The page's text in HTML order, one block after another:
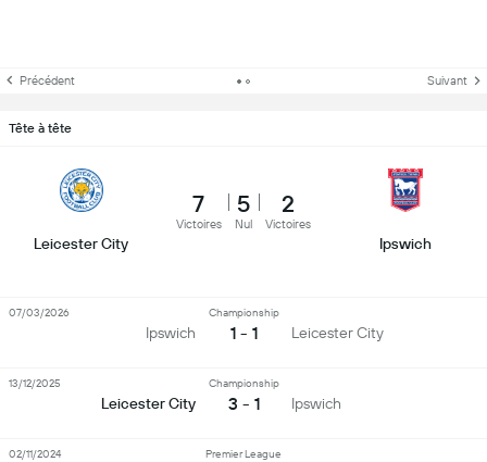
Précédent Suivant
Tête à tête
Leicester City
7
Victoires
5
Nul
2
Victoires
Ipswich
Ipswich
Championship
1 - 1 Leicester City
07/03/2026
Leicester City
Championship
3 - 1 Ipswich
13/12/2025
Premier League
02/11/2024